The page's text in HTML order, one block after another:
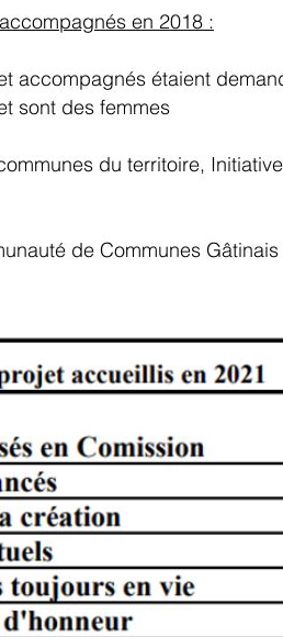
en 2018 :
accompagnés étaient
sont des femmes
du territoire,
de Communes